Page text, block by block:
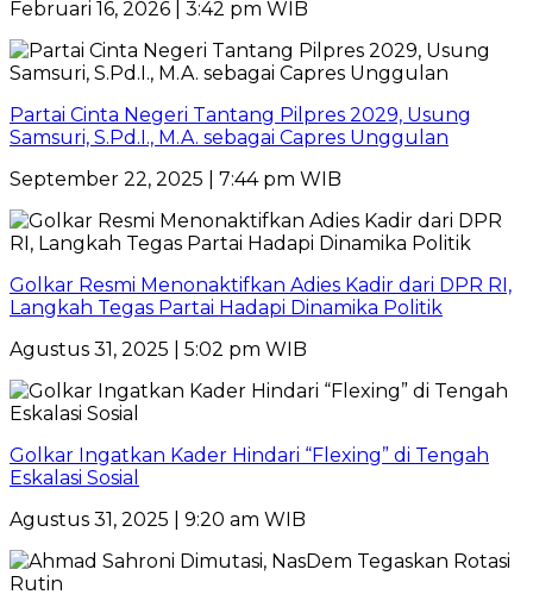
Februari 16, 2026 | 3:42 pm WIB
Partai Cinta Negeri Tantang Pilpres 2029, Usung
Samsuri, S.Pd.I., M.A. sebagai Capres Unggulan
September 22, 2025 | 7:44 pm WIB
Golkar Resmi Menonaktifkan Adies Kadir dari DPR RI,
Langkah Tegas Partai Hadapi Dinamika Politik
Agustus 31, 2025 | 5:02 pm WIB
Golkar Ingatkan Kader Hindari “Flexing” di Tengah
Eskalasi Sosial
Agustus 31, 2025 | 9:20 am WIB